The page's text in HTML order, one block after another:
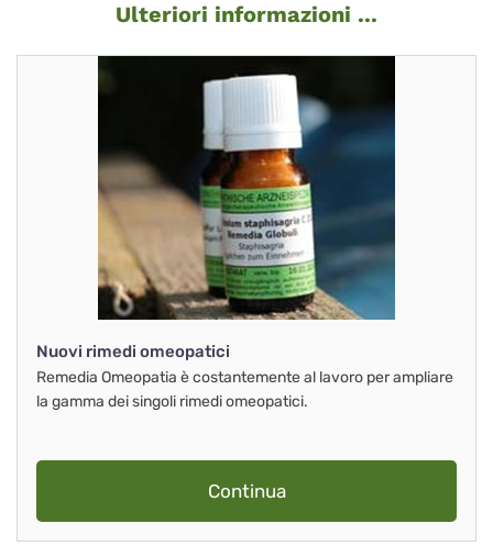
Ulteriori informazioni ...
Nuovi rimedi omeopatici
Remedia Omeopatia è costantemente al lavoro per ampliare
la gamma dei singoli rimedi omeopatici.
Continua